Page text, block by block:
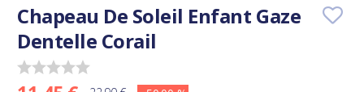
Chapeau De Soleil Enfant Gaze
Dentelle Corail